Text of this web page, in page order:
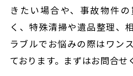
きたい場合や、事故物件
く、特殊清掃や遺品整理、
ラブルでお悩みの際はワン
ております。まずはお問合せ